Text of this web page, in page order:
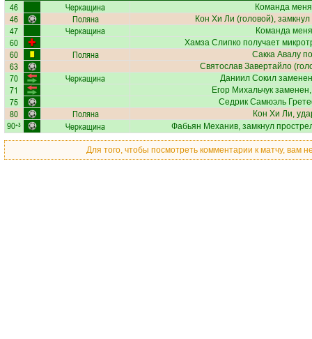
46 Черкащина Команда
46 Поляна Кон Хи Ли (головой),
47 Черкащина Команда
60 Хамза Слипко получает
60 Поляна Сакка Авалу
63 Святослав Завертайло
70 Черкащина Даниил Сокил
71 Егор Михальчук
75 Седрик Самюэль
80 Поляна Кон Хи Ли,
90+3 Черкащина Фабьян Механив, замкнул
Для того, чтобы посмотреть комментарии к матчу, вам